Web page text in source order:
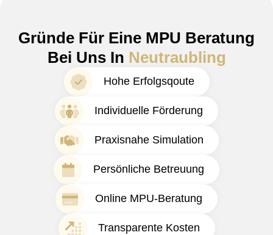
Gründe Für Eine MPU Beratung
Bei Uns In Neutraubling
Hohe Erfolgsqoute
Individuelle Förderung
Praxisnahe Simulation
Persönliche Betreuung
Online MPU-Beratung
Transparente Kosten